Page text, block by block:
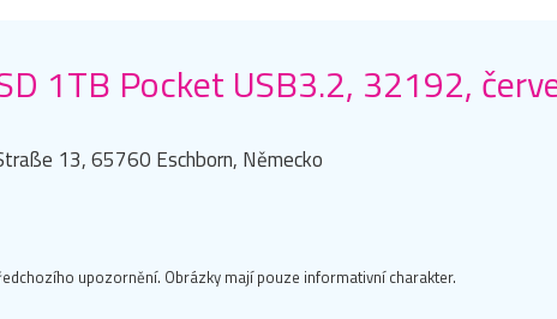
1TB Pocket USB3.2, 32192,
13, 65760 Eschborn, Německo
upozornění. Obrázky mají pouze informativní charakter.